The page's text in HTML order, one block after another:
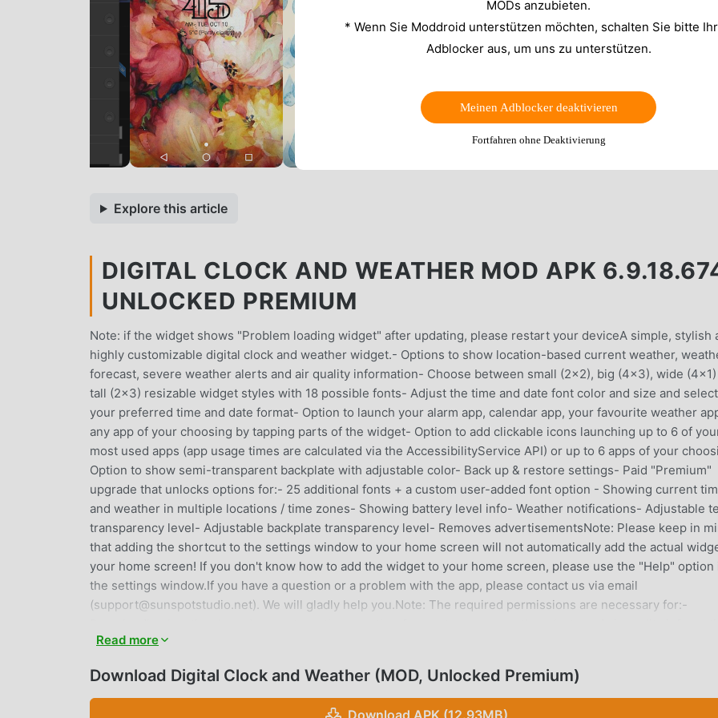
Explore this article
DIGITAL CLOCK AND WEATHER MOD APK
UNLOCKED PREMIUM
Note: if the widget shows "Problem loading widget" after updating, please restart your deviceA simple, stylish
highly customizable digital clock and weather widget.- Options to show location-based current weather,
forecast, severe weather alerts and air quality information- Choose between small (2x2), big (4x3), wide (4x1)
tall (2x3) resizable widget styles with 18 possible fonts- Adjust the time and date font color and size and select
your preferred time and date format- Option to launch your alarm app, calendar app, your favourite weather
any app of your choosing by tapping parts of the widget- Option to add clickable icons launching up to 6 of
most used apps (app usage times are calculated via the AccessibilityService API) or up to 6 apps of your
Option to show semi-transparent backplate with adjustable color- Back up & restore settings- Paid "Premium"
upgrade that unlocks options for:- 25 additional fonts + a custom user-added font option - Showing current
and weather in multiple locations / time zones- Showing battery level info- Weather notifications- Adjustable
transparency level- Adjustable backplate transparency level- Removes advertisementsNote: Please keep in
that adding the shortcut to the settings window to your home screen will not automatically add the actual
your home screen! If you don't know how to add the widget to your home screen, please use the "Help" option
the settings window.If you have a question or a problem with the app, please contact us via email
(support@sunspotstudio.net). We will gladly help you.Note: The required permissions are necessary for:-
Letting the user use custom fonts (Premium only)- The Premium in-app purchase- Backing up & restoring
by Samsung's Clock app- Determining which are your most used apps (for the App links functionality)Help us
translate the app in your language or improve the current translation by going to:
Read more
Download Digital Clock and Weather (MOD, Unlocked Premium)
Download APK (12.93MB)
MODs anzubieten.
* Wenn Sie Moddroid unterstützen möchten, schalten Sie bitte
Adblocker aus, um uns zu unterstützen.
Meinen Adblocker deaktivieren
Fortfahren ohne Deaktivierung